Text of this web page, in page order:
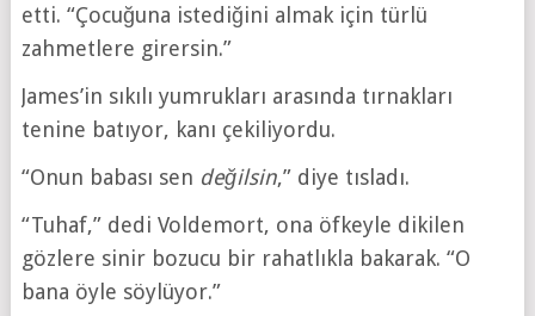
etti. “Çocuğuna istediğini almak için türlü
zahmetlere girersin.”
James’in sıkılı yumrukları arasında tırnakları
tenine batıyor, kanı çekiliyordu.
“Onun babası sen değilsin,” diye tısladı.
“Tuhaf,” dedi Voldemort, ona öfkeyle dikilen
gözlere sinir bozucu bir rahatlıkla bakarak. “O
bana öyle söylüyor.”